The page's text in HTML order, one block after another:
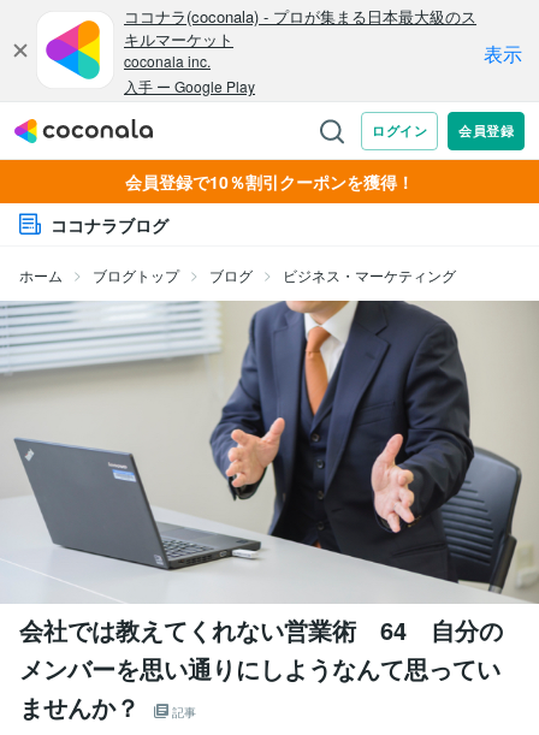
会員登録で10％割引クーポンを獲得！
ココナラブログ
ホーム ブログトップ ブログ ビジネス・マーケティング
会社では教えてくれない営業術 64 自分の
メンバーを思い通りにしようなんて思ってい
ませんか？
記事